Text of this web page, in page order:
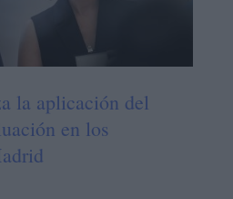
la aplicación del
en los